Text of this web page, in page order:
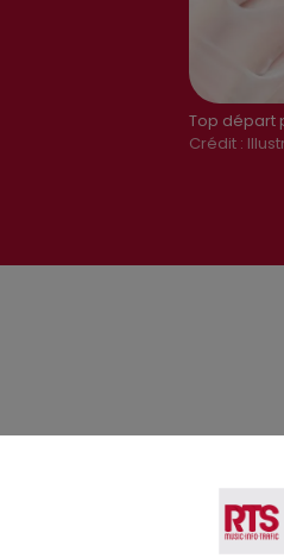
Top départ
Crédit :